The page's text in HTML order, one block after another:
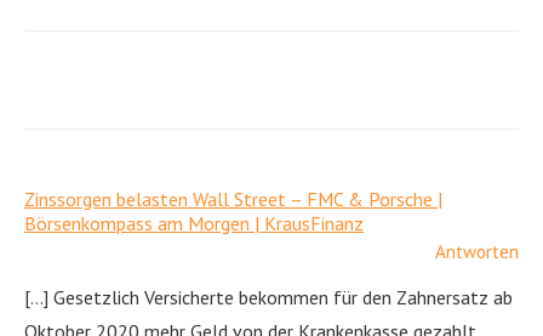
Zinssorgen belasten Wall Street – FMC & Porsche |
Börsenkompass am Morgen | KrausFinanz
Antworten
[…] Gesetzlich Versicherte bekommen für den Zahnersatz ab
Oktober 2020 mehr Geld von der Krankenkasse gezahlt.